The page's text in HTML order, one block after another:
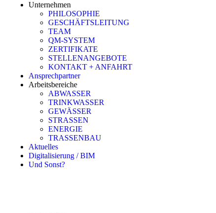
Unternehmen
PHILOSOPHIE
GESCHÄFTSLEITUNG
TEAM
QM-SYSTEM
ZERTIFIKATE
STELLENANGEBOTE
KONTAKT + ANFAHRT
Ansprechpartner
Arbeitsbereiche
ABWASSER
TRINKWASSER
GEWÄSSER
STRASSEN
ENERGIE
TRASSENBAU
Aktuelles
Digitalisierung / BIM
Und Sonst?